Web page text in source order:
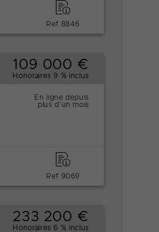
Ref 8846
109 000 €
Honoraires 9 % inclus
En ligne depuis
plus d'un mois
Ref 9069
233 200 €
Honoraires 6 % inclus